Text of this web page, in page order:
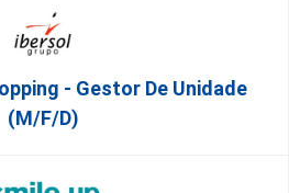
- Gestor De Unidade
(m/f/d)